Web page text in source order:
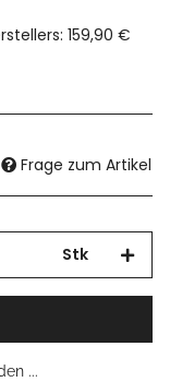
: 159,90 €
Frage zum Artikel
Stk
...